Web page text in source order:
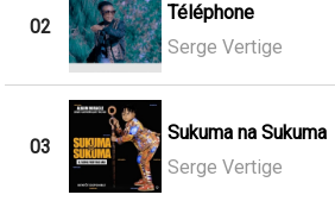
02
Téléphone
Serge Vertige
03
Sukuma na Sukuma
Serge Vertige